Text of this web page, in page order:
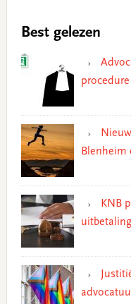
Best gelezen
procedure
Blenheim
KNB